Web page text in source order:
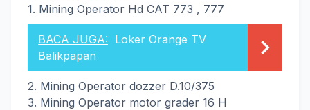
1. Mining Operator Hd CAT 773 , 777
BACA JUGA: Loker Orange TV
Balikpapan
2. Mining Operator dozzer D.10/375
3. Mining Operator motor grader 16 H